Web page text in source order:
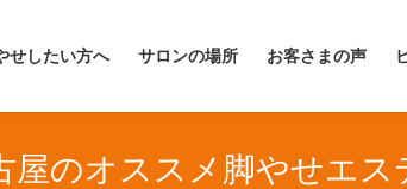
せしたい方へ サロンの場所 お客さまの声
屋のオススメ脚やせエス